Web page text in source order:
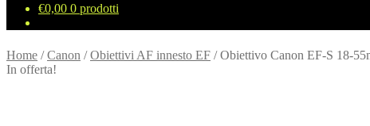
€0,00 0 prodotti
Home /Canon /Obiettivi AF innesto EF /Obiettivo Canon EF-S 18-
In offerta!